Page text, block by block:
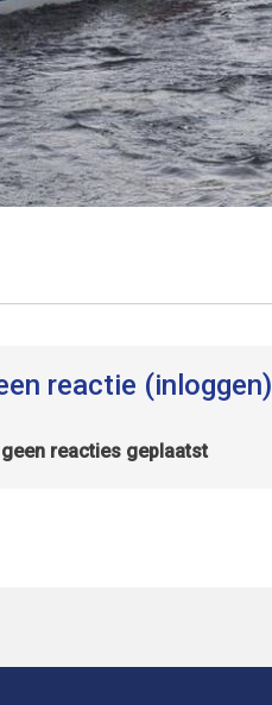
reactie (inloggen)
reacties geplaatst